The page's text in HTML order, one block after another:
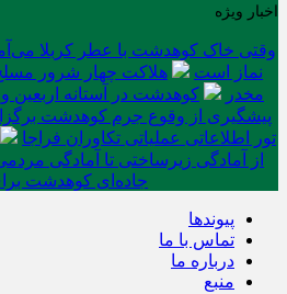
اخبار ویژه
وقتی خاک کوهدشت با عطر کربلا
نماز است
مخدر
کوهدشت در آستانه اربعین
پیشگیری از وقوع جرم کوهدشت
تور اطلاعاتی عملیاتی تکاوران فراجا
از آمادگی زیرساختی تا آمادگی
جاده‌ای کوهدشت
پیوندها
تماس با ما
درباره ما
منبع